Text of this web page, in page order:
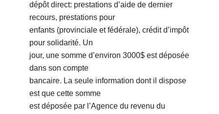
dépôt direct: prestations d’aide de dernier
recours, prestations pour
enfants (provinciale et fédérale), crédit d’impôt
pour solidarité. Un
jour, une somme d’environ 3000$ est déposée
dans son compte
bancaire. La seule information dont il dispose
est que cette somme
est déposée par l’Agence du revenu du